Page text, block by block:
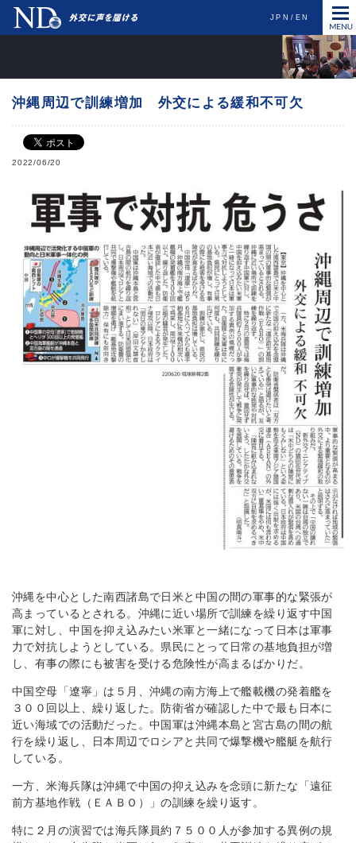
JPN EN
沖縄周辺で訓練増加 外交による緩和不可欠
2022/06/20
沖縄を中心とした南西諸島で日米と中国の間の軍事的な緊張が
高まっているとされる。沖縄に近い場所で訓練を繰り返す中国
軍に対し、中国を抑え込みたい米軍と一緒になって日本は軍事
力で対抗しようとしている。県民にとって日常の基地負担が増
し、有事の際にも被害を受ける危険性が高まるばかりだ。
中国空母「遼寧」は５月、沖縄の南方海上で艦載機の発着艦を
３００回以上、繰り返した。防衛省が確認した中で最も日本に
近い海域での活動だった。中国軍は沖縄本島と宮古島の間の航
行を繰り返し、日本周辺でロシアと共同で爆撃機や艦艇を航行
している。
一方、米海兵隊は沖縄で中国の抑え込みを念頭に新たな「遠征
前方基地作戦（ＥＡＢＯ）」の訓練を繰り返す。
特に２月の演習では海兵隊員約７５００人が参加する異例の規